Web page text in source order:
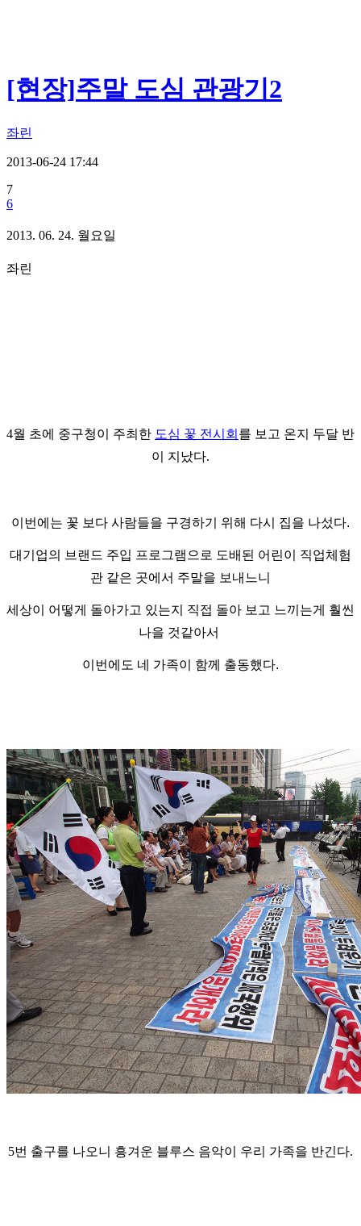
[현장]주말 도심 관광기2
좌린
2013-06-24 17:44
7
6
2013. 06. 24. 월요일
좌린
4월 초에 중구청이 주최한 도심 꽃 전시회 를 보고 온지 두달 반
이 지났다.
이번에는 꽃 보다 사람들을 구경하기 위해 다시 집을 나섰다.
대기업의 브랜드 주입 프로그램으로 도배된 어린이 직업체험
관 같은 곳에서 주말을 보내느니
세상이 어떻게 돌아가고 있는지 직접 돌아 보고 느끼는게 훨씬
나을 것같아서
이번에도 네 가족이 함께 출동했다.
5번 출구를 나오니 흥겨운 블루스 음악이 우리 가족을 반긴다.